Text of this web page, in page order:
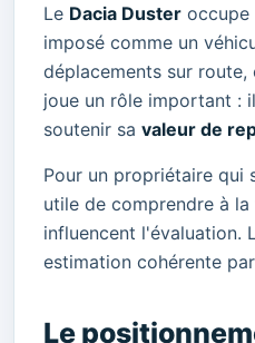
Le Dacia Duster occupe
imposé comme un
déplacements sur route,
joue un rôle important :
soutenir sa valeur de
Pour un propriétaire qui
utile de comprendre à
influencent l'évaluation.
estimation cohérente
Le